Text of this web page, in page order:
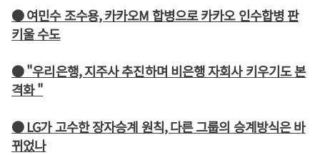
● 여민수 조수용, 카카오M 합병으로 카카오 인수합병 판
키울 수도
● "우리은행, 지주사 추진하며 비은행 자회사 키우기도 본
격화 "
● LG가 고수한 장자승계 원칙, 다른 그룹의 승계방식은 바
뀌었나